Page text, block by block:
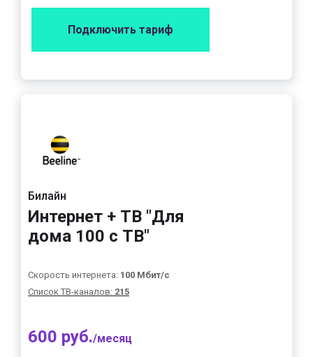
Подключить тариф
Билайн
Интернет + ТВ "Для
дома 100 с ТВ"
Скорость интернета: 100 Мбит/с
Список ТВ-каналов: 215
600 руб./месяц